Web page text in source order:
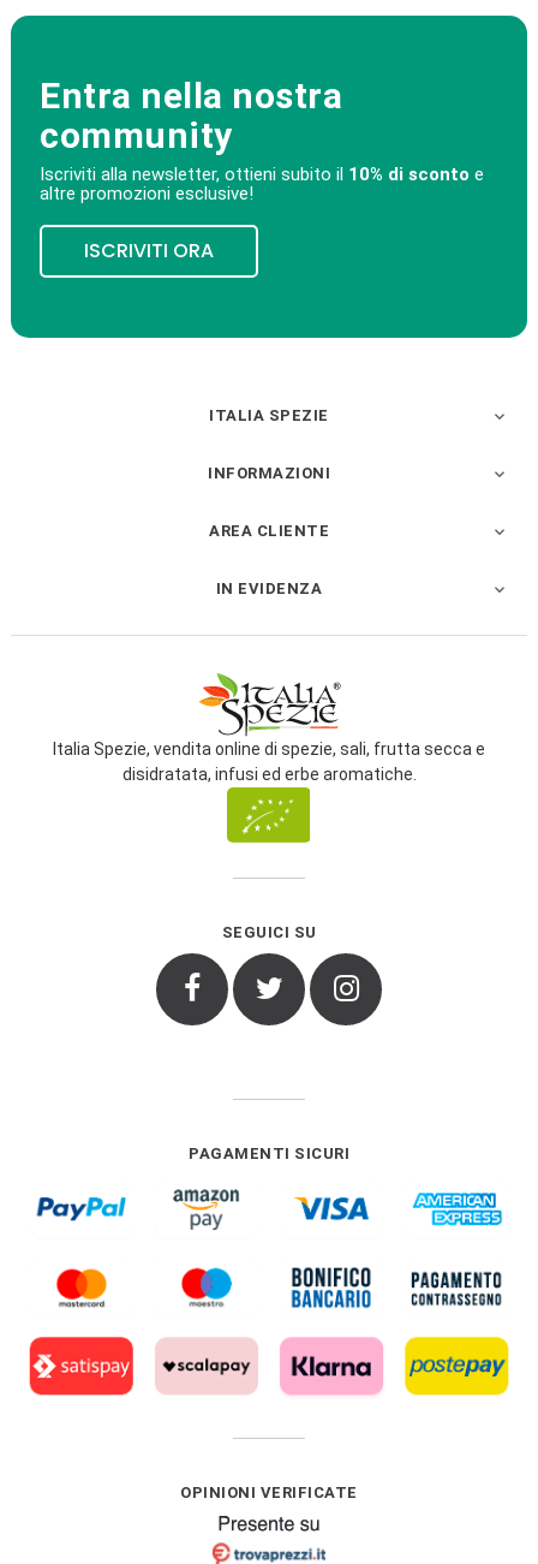
Entra nella nostra
community
Iscriviti alla newsletter, ottieni subito il 10% di sconto e
altre promozioni esclusive!
ISCRIVITI ORA
ITALIA SPEZIE 
INFORMAZIONI 
AREA CLIENTE 
IN EVIDENZA 
Italia Spezie, vendita online di spezie, sali, frutta secca e
disidratata, infusi ed erbe aromatiche.
SEGUICI SU
Facebook Twitter Instagram
PAGAMENTI SICURI
OPINIONI VERIFICATE